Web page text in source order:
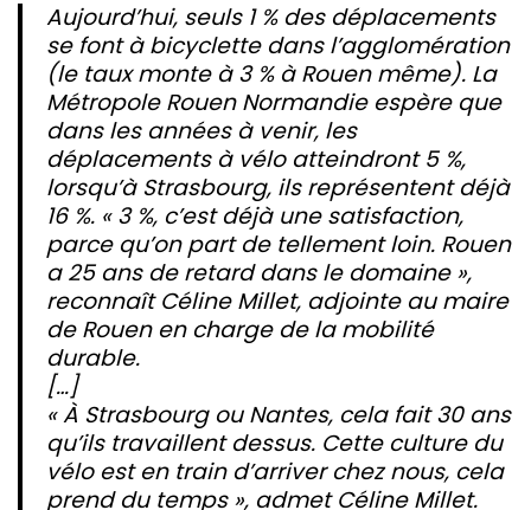
Aujourd’hui, seuls 1 % des déplacements
se font à bicyclette dans l’agglomération
(le taux monte à 3 % à Rouen même). La
Métropole Rouen Normandie espère que
dans les années à venir, les
déplacements à vélo atteindront 5 %,
lorsqu’à Strasbourg, ils représentent déjà
16 %. « 3 %, c’est déjà une satisfaction,
parce qu’on part de tellement loin. Rouen
a 25 ans de retard dans le domaine »,
reconnaît Céline Millet, adjointe au maire
de Rouen en charge de la mobilité
durable.
[…]
« À Strasbourg ou Nantes, cela fait 30 ans
qu’ils travaillent dessus. Cette culture du
vélo est en train d’arriver chez nous, cela
prend du temps », admet Céline Millet.